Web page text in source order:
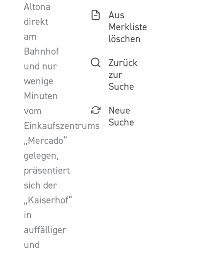
Altona
direkt
am
Bahnhof
und nur
wenige
Minuten
vom
Einkaufszentrums
„Mercado“
gelegen,
präsentiert
sich der
„Kaiserhof“
in
auffälliger
und
Aus
Merkliste
löschen
Zurück
zur
Suche
Neue
Suche